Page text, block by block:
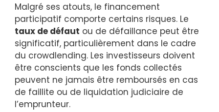
Malgré ses atouts, le financement
participatif comporte certains risques. Le
taux de défaut ou de défaillance peut être
significatif, particulièrement dans le cadre
du crowdlending. Les investisseurs doivent
être conscients que les fonds collectés
peuvent ne jamais être remboursés en cas
de faillite ou de liquidation judiciaire de
l’emprunteur.